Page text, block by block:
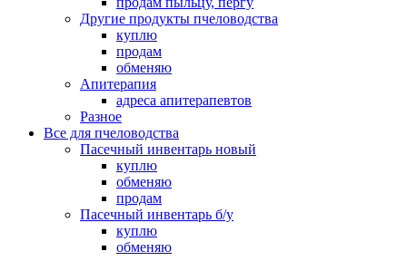
Другие продукты пчеловодства
куплю
продам
обменяю
Апитерапия
адреса апитерапевтов
Разное
Все для пчеловодства
Пасечный инвентарь новый
куплю
обменяю
продам
Пасечный инвентарь б/у
куплю
обменяю